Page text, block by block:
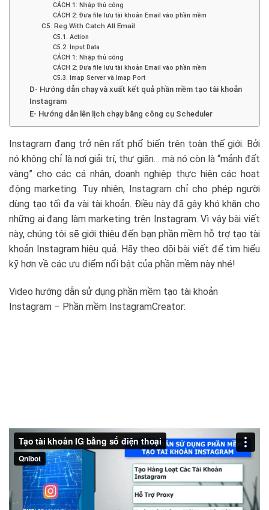
CÁCH 1: Nhập thủ công
CÁCH 2: Đưa file lưu tài khoản Email vào phần mềm
C5. Reg With Catch All Email
C5.1. Action
C5.2. Input Data
CÁCH 1: Nhập thủ công
CÁCH 2: Đưa file lưu tài khoản Email vào phần mềm
C5.3. Imap Server và Imap Port
D- Hướng dẫn chạy và xuất kết quả phần mềm tạo tài khoản
Instagram
E- Hướng dẫn lên lịch chạy bằng công cụ Scheduler
Instagram đang trở nên rất phổ biến trên toàn thế giới. Bởi
nó không chỉ là nơi giải trí, thư giãn… mà nó còn là “mảnh đất
vàng” cho các cá nhân, doanh nghiệp thực hiện các hoạt
động marketing. Tuy nhiên, Instagram chỉ cho phép người
dùng tạo tối đa vài tài khoản. Điều này đã gây khó khăn cho
những ai đang làm marketing trên Instagram. Vì vậy bài viết
này, chúng tôi sẽ giới thiệu đến bạn phần mềm hỗ trợ tạo tài
khoản Instagram hiệu quả. Hãy theo dõi bài viết để tìm hiểu
kỹ hơn về các ưu điểm nổi bật của phần mềm này nhé!
Video hướng dẫn sử dụng phần mềm tạo tài khoản
Instagram – Phần mềm InstagramCreator: